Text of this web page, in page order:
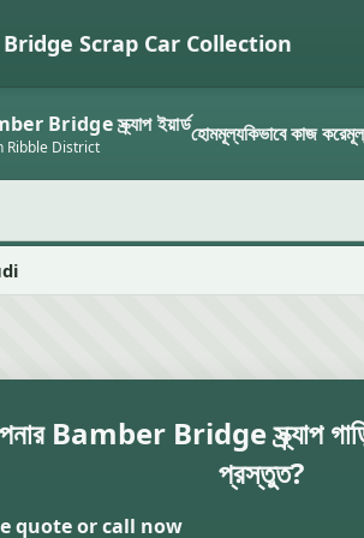
Scrap Car Collection
Bridge স্ক্র্যাপ ইয়ার্ড
Ribble District হোমমূল্যকিভাবে কাজ করে
Bamber Bridge স্ক্র্যাপ
প্রস্তুত?
quote or call now